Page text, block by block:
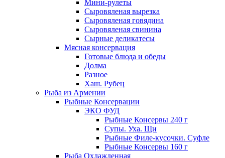
Мини-рулеты
Сыровяленая вырезка
Сыровяленая говядина
Сыровяленая свинина
Сырные деликатесы
Мясная консервация
Готовые блюда и обеды
Долма
Разное
Хаш. Рубец
Рыба из Армении
Рыбные Консервации
ЭКО ФУД
Рыбные Консервы 240 г
Супы. Уха. Щи
Рыбные Филе-кусочки. Суфле
Рыбные Консервы 160 г
Рыба Охлажденная